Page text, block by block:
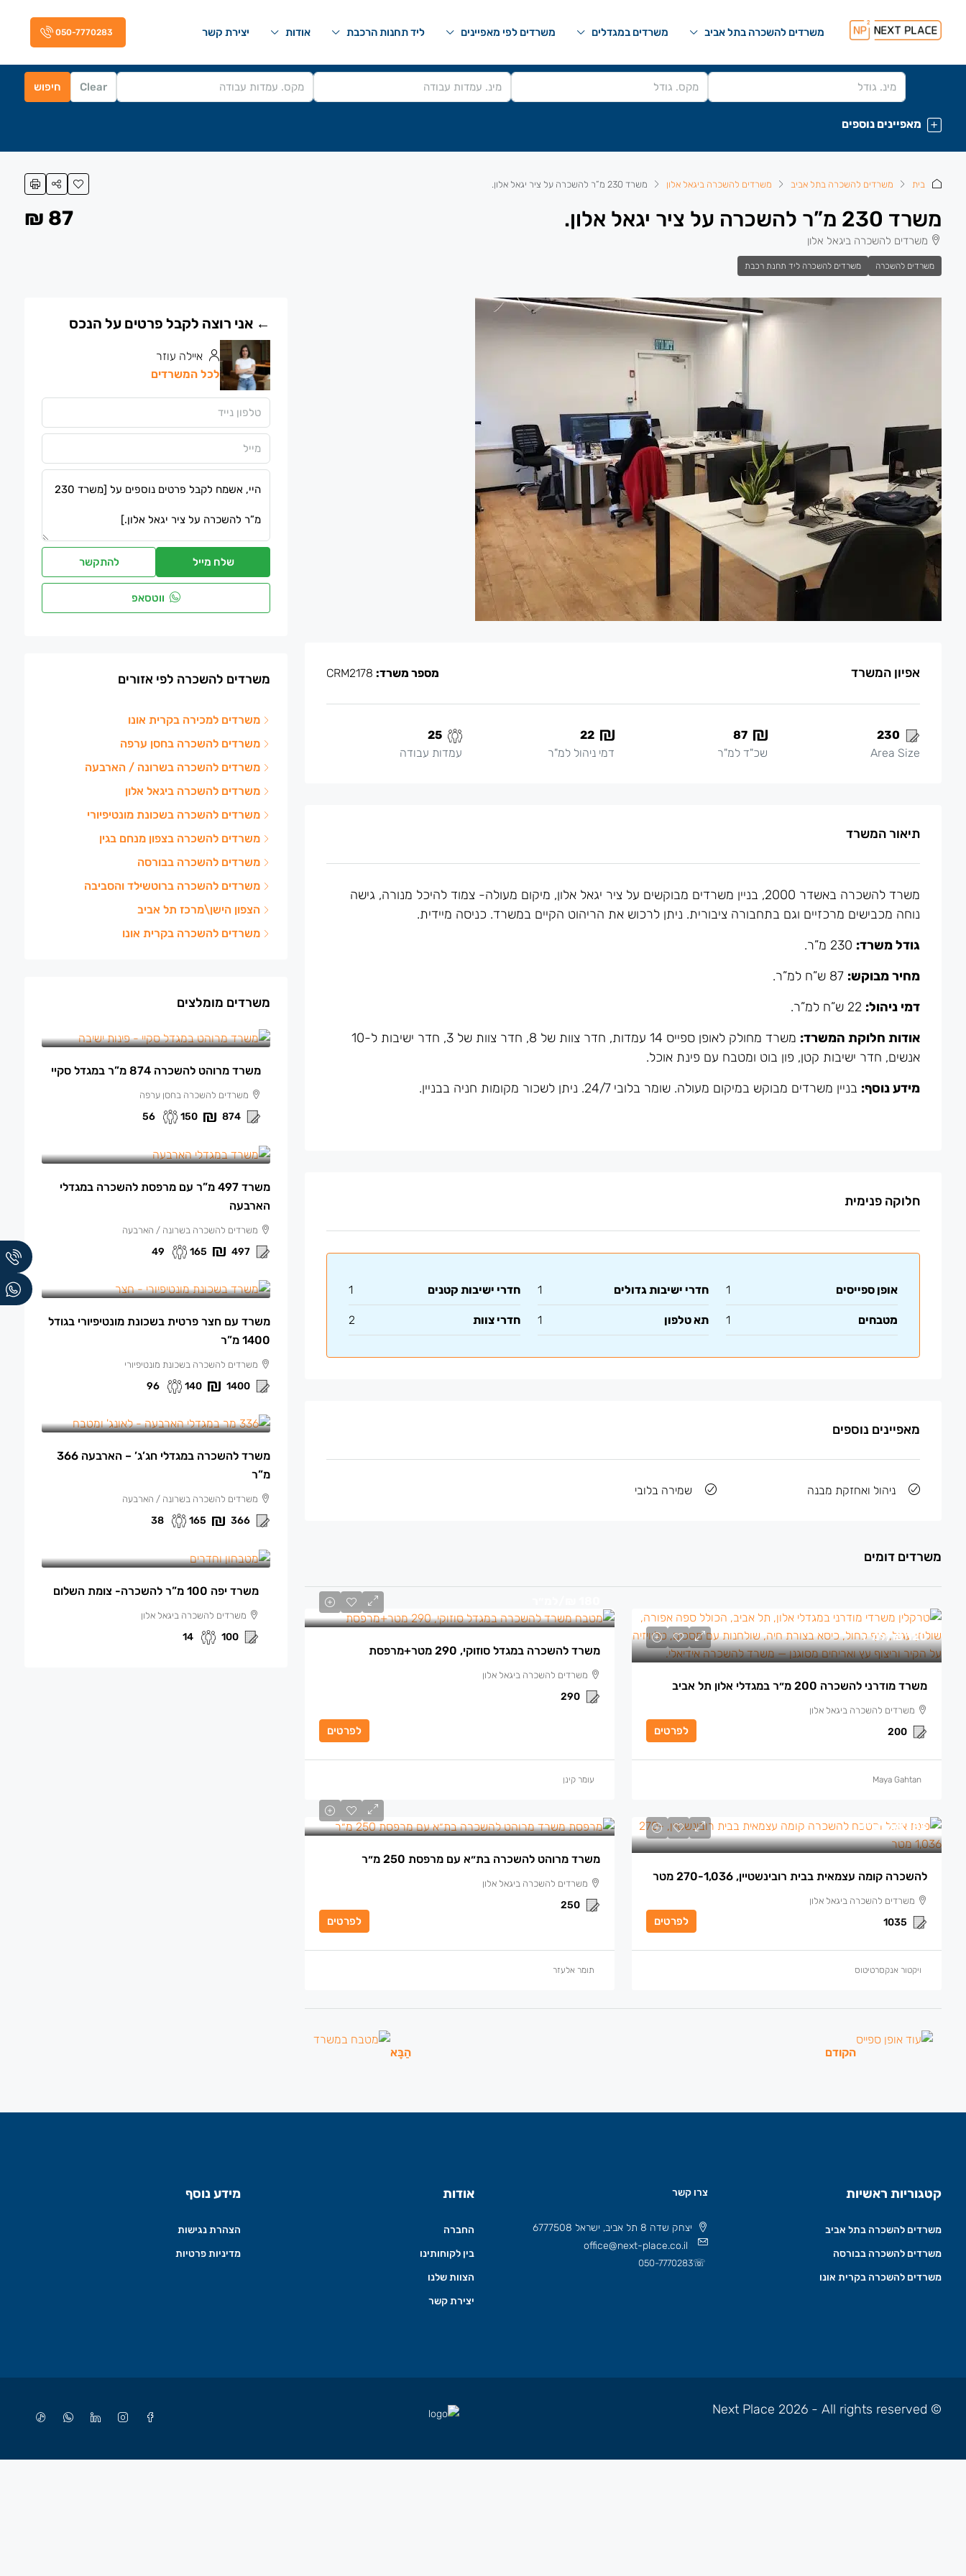
משרדים להשכרה בתל אביב משרדים במגדלים משרדים לפי מאפיינים ליד תחנות הרכבת אודות יצירת קשר 050-7770283
Clear חיפוש
מאפיינים נוספים
בית משרדים להשכרה בתל אביב משרדים להשכרה ביגאל אלון משרד 230 מ”ר להשכרה על ציר יגאל אלון.
משרד 230 מ”ר להשכרה על ציר יגאל אלון.
משרדים להשכרה ביגאל אלון
משרדים להשכרה משרדים להשכרה ליד תחנת רכבת
87 ₪
אפיון המשרד מספר משרד:
230
Area Size
87
שכ"ד למ"ר
22
דמי ניהול למ"ר
25
עמדות עבודה
תיאור המשרד
משרד להשכרה באשדר 2000, בניין משרדים מבוקשים על ציר יגאל אלון, מיקום מעולה- צמוד להיכל מנורה, גישה
נוחה מכבישים מרכזיים וגם בתחבורה ציבורית. ניתן לרכוש את הריהוט הקיים במשרד. כניסה מיידית.
גודל משרד:
מחיר מבוקש:
דמי ניהול:
אודות חלוקת המשרד:
משרד מחולק לאופן ספייס 14 עמדות, חדר צוות של 8, חדר צוות של 3, חדר ישיבות ל-10
אנשים, חדר ישיבות קטן, פון בוט ומטבח עם פינת אוכל.
מידע נוסף: בניין משרדים מבוקש במיקום מעולה. שומר בלובי 24/7. ניתן לשכור מקומות חניה בבניין.
חלוקה פנימית
אופן ספייסים 1 חדרי ישיבות גדולים 1 חדרי ישיבות קטנים 1
מטבחים 1 תא טלפון 1 חדרי צוות 2
מאפיינים נוספים
ניהול ואחזקת מבנה שמירה בלובי
משרדים דומים
120 ₪ /למ״ר
משרד מודרני להשכרה 200 מ״ר במגדלי אלון תל אביב
משרדים להשכרה ביגאל אלון
200 לפרטים
Maya Gahtan
משרד להשכרה במגדל סוזוקי, 290 מטר+מרפסת
משרדים להשכרה ביגאל אלון
290
לפרטים
עומר קינן
153 ₪ /למ״ר
להשכרה קומה עצמאית בבית רובינשטיין, 270-1,036 מטר
משרדים להשכרה ביגאל אלון
1035 לפרטים
ויקטור אנקסרטיטוס
משרד מרוהט להשכרה בת״א עם מרפסת 250 מ״ר
משרדים להשכרה ביגאל אלון
250
לפרטים
תומר אלעזר
הקודם הַבָּא
איילה עוזר
לכל המשרדים
שלח מייל להתקשר
ווטסאפ
משרדים להשכרה לפי אזורים
משרדים למכירה בקרית אונו
משרדים להשכרה בחסן ערפה
משרדים להשכרה בשרונה / הארבעה
משרדים להשכרה ביגאל אלון
משרדים להשכרה בשכונת מונטיפיורי
משרדים להשכרה בצפון מנחם בגין
משרדים להשכרה בבורסה
משרדים להשכרה ברוטשילד והסביבה
הצפון הישן\מרכז תל אביב
משרדים להשכרה בקרית אונו
משרדים מומלצים
משרד מרוהט להשכרה 874 מ”ר במגדל סקיי
משרדים להשכרה בחסן ערפה
874
150
56
משרד 497 מ”ר עם מרפסת להשכרה במגדלי
הארבעה
משרדים להשכרה בשרונה / הארבעה
497
165
49
משרד עם חצר פרטית בשכונת מונטיפיורי בגודל
1400 מ”ר
משרדים להשכרה בשכונת מונטיפיורי
1400
140
96
משרד להשכרה במגדלי חג’ג’ – הארבעה 366
מ”ר
משרדים להשכרה בשרונה / הארבעה
366
165
38
משרד יפה 100 מ”ר להשכרה- צומת השלום
משרדים להשכרה ביגאל אלון
100
14
קטגוריות ראשיות
משרדים להשכרה בתל אביב
משרדים להשכרה בבורסה
משרדים להשכרה בקרית אונו
צרו קשר
יצחק שדה 8 תל אביב, ישראל 6777508
office@next-place.co.il
☏
050-7770283
אודות
החברה
בין לקוחותינו
הצוות שלנו
יצירת קשר
מידע נוסף
הצהרת נגישות
מדיניות פרטיות
© Next Place 2026 - All rights reserved